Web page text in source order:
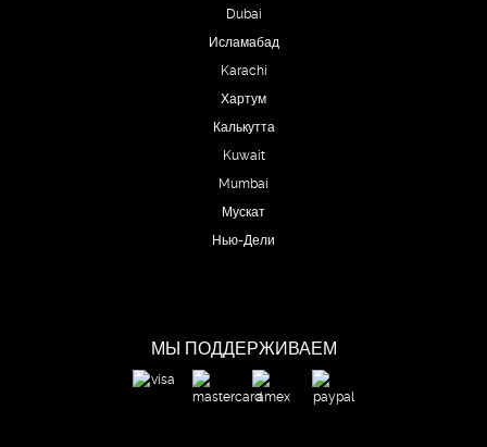
Dubai
Исламабад
Karachi
Хартум
Калькутта
Kuwait
Mumbai
Мускат
Нью-Дели
МЫ ПОДДЕРЖИВАЕМ